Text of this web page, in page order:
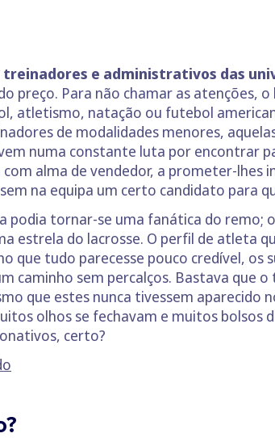
treinadores e administrativos das
preço. Para não chamar as atenções,
atletismo, natação ou futebol
de modalidades menores,
numa constante luta por encontrar
alma de vendedor, a prometer-lhes
na equipa um certo candidato para
podia tornar-se uma fanática do remo;
estrela do lacrosse. O perfil de atleta
que tudo parecesse pouco credível, os
caminho sem percalços. Bastava que
que estes nunca tivessem aparecido
olhos se fechavam e muitos bolsos
certo?